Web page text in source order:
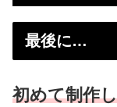
最後に…
初めて制作